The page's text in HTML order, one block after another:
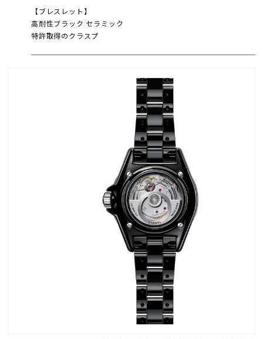
【ブレスレット】
高耐性ブラック セラミック
特許取得のクラスプ